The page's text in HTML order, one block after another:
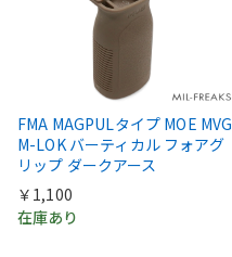
FMA MAGPULタイプ MOE MVG
M-LOK バーティカル フォアグ
リップ ダークアース
￥1,100
在庫あり